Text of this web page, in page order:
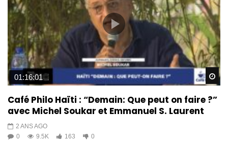
01:16:01
Café Philo Haïti : “Demain: Que peut on faire ?”
avec Michel Soukar et Emmanuel S. Laurent
2 ANS AGO
0
9.5K 163 0